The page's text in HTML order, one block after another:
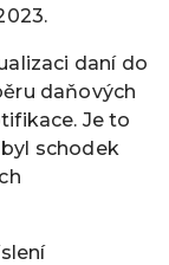
daní do
daňových
Je to
schodek